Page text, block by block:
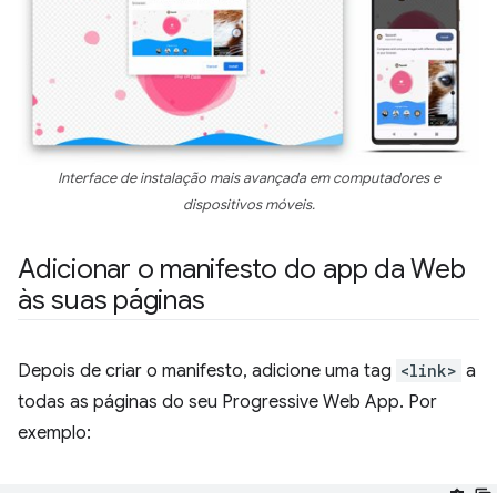
Interface de instalação mais avançada em computadores e
dispositivos móveis.
Adicionar o manifesto do app da Web
às suas páginas
Depois de criar o manifesto, adicione uma tag <link> a
todas as páginas do seu Progressive Web App. Por
exemplo: